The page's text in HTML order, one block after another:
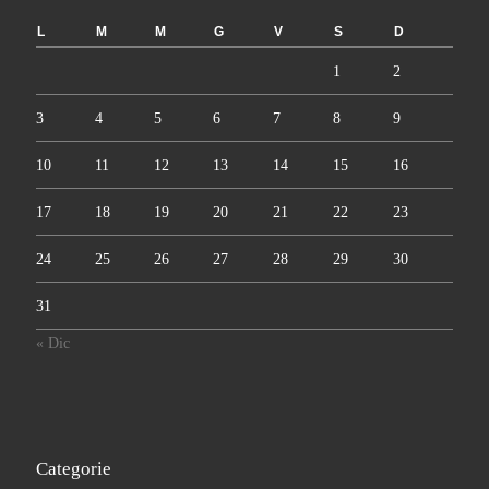
L M M G V S D
1 2
3 4 5 6 7 8 9
10 11 12 13 14 15 16
17 18 19 20 21 22 23
24 25 26 27 28 29 30
31
« Dic
Categorie